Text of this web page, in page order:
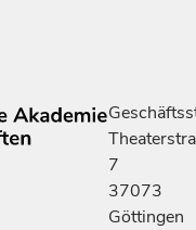
7
37073
Göttingen